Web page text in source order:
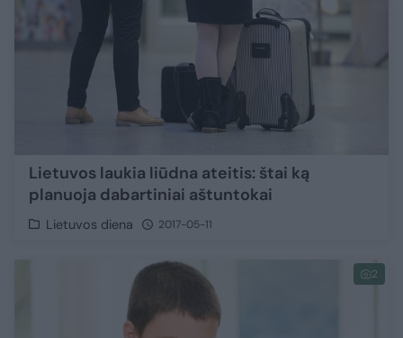
Lietuvos laukia liūdna ateitis: štai ką
planuoja dabartiniai aštuntokai
Lietuvos diena 2017-05-11
2